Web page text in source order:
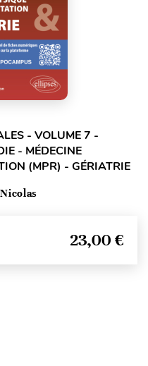
- VOLUME 7 -
- MÉDECINE
(MPR) - GÉRIATRIE
23,00 €